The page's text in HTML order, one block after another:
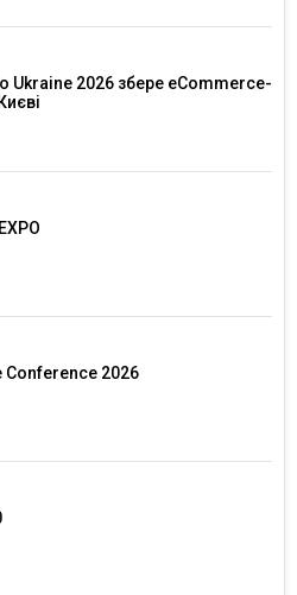
Ukraine 2026 збере eCommerce-
2026